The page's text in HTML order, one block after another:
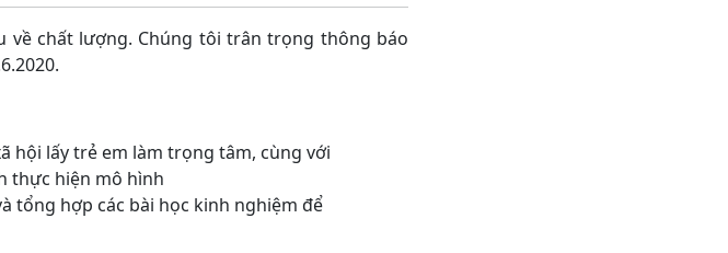
về chất lượng. Chúng tôi trân trọng thông báo
hội lấy trẻ em làm trọng tâm, cùng với
thực hiện mô hình
tổng hợp các bài học kinh nghiệm để